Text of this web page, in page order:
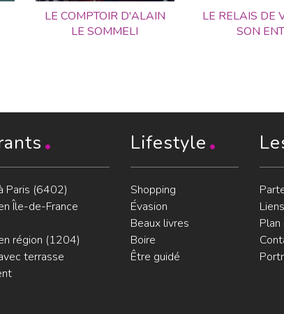
LE COMPTOIR D'ALAIN
LE SOMMELI
LE RELAIS DE
SON
Paris (6402)
Île-de-France
région (1204)
terrasse
Lifestyle
Shopping
Évasion
Beaux livres
Boire
Être guidé
Liens
Plan